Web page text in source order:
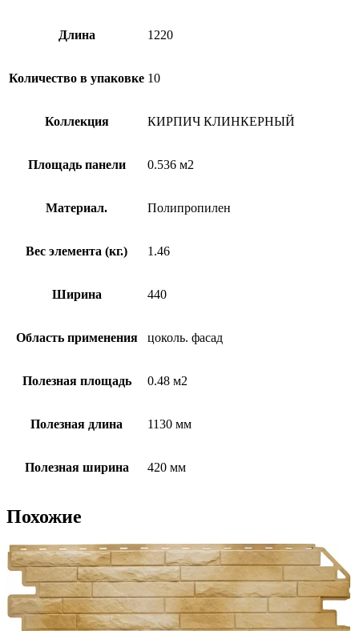
Длина 1220
Количество в упаковке 10
Коллекция КИРПИЧ КЛИНКЕРНЫЙ
Площадь панели 0.536 м2
Материал. Полипропилен
Вес элемента (кг.) 1.46
Ширина 440
Область применения цоколь. фасад
Полезная площадь 0.48 м2
Полезная длина 1130 мм
Полезная ширина 420 мм
Похожие